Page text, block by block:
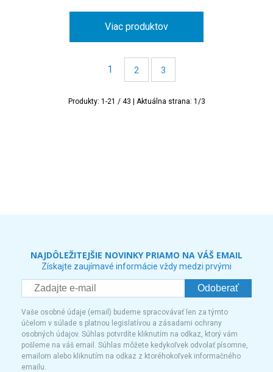
Viac produktov
1 2 3
Produkty: 1 -21 / 43 | Aktuálna strana: 1 /3
NAJDÔLEŽITEJŠIE NOVINKY PRIAMO NA VÁŠ EMAIL
Získajte zaujímavé informácie vždy medzi prvými
Odoberať
Vaše osobné údaje (email) budeme spracovávať len za týmto
účelom v súlade s platnou legislatívou a zásadami ochrany
osobných údajov. Súhlas potvrdíte kliknutím na odkaz, ktorý vám
pošleme na váš email. Súhlas môžete kedykoľvek odvolať písomne,
emailom alebo kliknutím na odkaz z ktoréhokoľvek informačného
emailu.